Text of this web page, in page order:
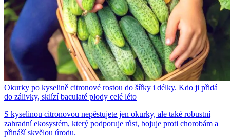
Okurky po kyselině citronové rostou do šířky i délky. Kdo ji přidá
do zálivky, sklízí baculaté plody celé léto
S kyselinou citronovou nepěstujete jen okurky, ale také robustní
zahradní ekosystém, který podporuje růst, bojuje proti chorobám a
přináší skvělou úrodu.